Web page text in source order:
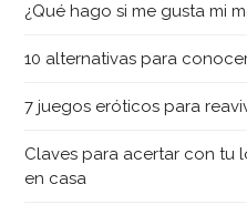
¿Qué hago si me gusta mi
10 alternativas para
7 juegos eróticos para
Claves para acertar con tu
en casa